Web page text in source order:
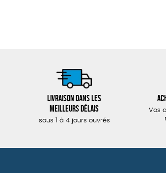
Livraison dans les
meilleurs délais
sous 1 à 4 jours ouvrés
Vos